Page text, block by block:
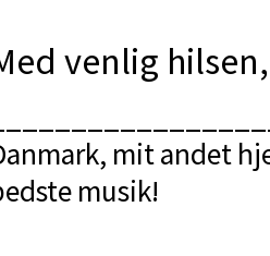
venlig
mit andet
musik!